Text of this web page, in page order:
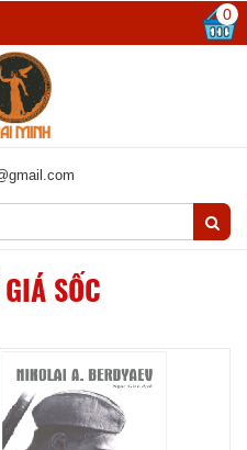
0
SỐC